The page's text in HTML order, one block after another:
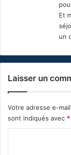
Et
un
Laisser un
Votre adresse e-
sont indiqués avec *